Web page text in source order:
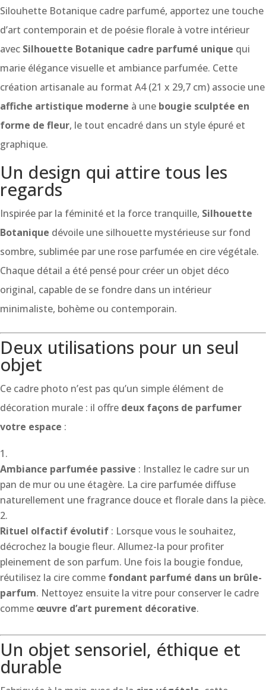
Silouhette Botanique cadre parfumé, apportez une touche
d’art contemporain et de poésie florale à votre intérieur
avec Silhouette Botanique cadre parfumé unique qui
marie élégance visuelle et ambiance parfumée. Cette
création artisanale au format A4 (21 x 29,7 cm) associe une
affiche artistique moderne à une bougie sculptée en
forme de fleur, le tout encadré dans un style épuré et
graphique.
Un design qui attire tous les
regards
Inspirée par la féminité et la force tranquille, Silhouette
Botanique dévoile une silhouette mystérieuse sur fond
sombre, sublimée par une rose parfumée en cire végétale.
Chaque détail a été pensé pour créer un objet déco
original, capable de se fondre dans un intérieur
minimaliste, bohème ou contemporain.
Deux utilisations pour un seul
objet
Ce cadre photo n’est pas qu’un simple élément de
décoration murale : il offre deux façons de parfumer
votre espace :
Ambiance parfumée passive : Installez le cadre sur un
pan de mur ou une étagère. La cire parfumée diffuse
naturellement une fragrance douce et florale dans la pièce.
Rituel olfactif évolutif : Lorsque vous le souhaitez,
décrochez la bougie fleur. Allumez-la pour profiter
pleinement de son parfum. Une fois la bougie fondue,
réutilisez la cire comme fondant parfumé dans un brûle-
parfum. Nettoyez ensuite la vitre pour conserver le cadre
comme œuvre d’art purement décorative.
Un objet sensoriel, éthique et
durable